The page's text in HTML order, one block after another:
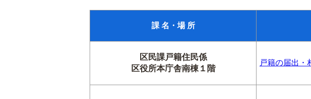
課 名・場 所
区民課戸籍住民係
区役所本庁舎南棟１階
戸籍の届出・